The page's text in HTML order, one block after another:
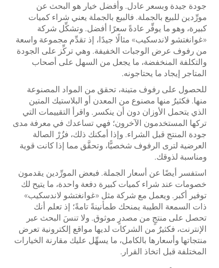
جودة جيدة وبسعر عادل. وأفضل خيار هو البحث عن
مورِّدين للبيع بالجملة. فالبيع بالجملة يعني شراء كميات
كبيرة، وهو ما يوفِّر عادةً سعرًا أفضل. وتشكِّل شركة
«غوانغتشو لاندسكيب» مثالًا جيدًا، إذ تقدِّم مجموعة واسعة
من رفوف عرض الوجبات الخفيفة. وهي تركِّز على الجودة
والتكلفة المنخفضة، ما يجعل من السهل على أصحاب
المتاجر إيجاد ما يحتاجونه.
للحصول على رفوف متينة، تحقق من المواد المصنوعة
منها. فكثيرٌ منها مصنوع من المعدن أو البلاستيك المتين
الذي يتحمل الأوزان دون أن ينكسر. واقرأ التقييمات التي
تركها المستخدمون الآخرون؛ فهي تساعدك في معرفة مدى
جودة المنتج قبل الشراء. وإذا أمكنك ذلك، فزُرْ الصالة
العرضية لترى الرفوف شخصيًّا، وتحقَّق مما إذا كانت قوية
ومناسبة لذوقك.
استفسر أيضًا عن أسعار الجملة. فبعض المورِّدين يقدمون
خصومات عند شراء كميات كبيرة دفعة واحدة، ما يتيح لك
توفير أكبر. ويعمل مع شركة مثل «غوانغتشو لاندسكيب»
ذات السمعة الطيبة يمنحك طمأنينةً تامةً؛ إذ تعلم أنك
تحصل على منتجٍ من مصدرٍ موثوق. ولا تنسَ البحث عبر
الإنترنت، فكثيرٌ من الشركات لديها مواقع إلكترونية تعرض
منتجاتها وأسعارها بالكامل، ما يسهِّل عليك مقارنة الخيارات
المختلفة قبل اتخاذ القرار.